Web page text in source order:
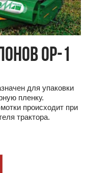
ОР-1
для упаковки
пленку.
происходит при
трактора.